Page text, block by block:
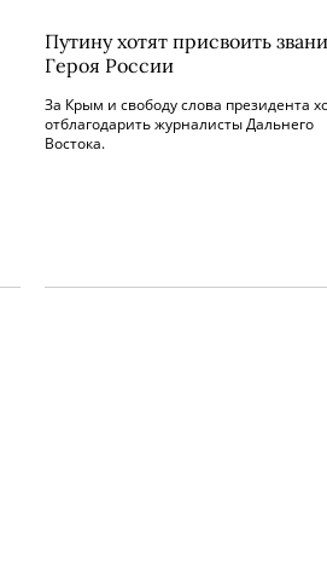
Путину хотят присвоить
Героя России
За Крым и свободу слова президента
отблагодарить журналисты Дальнего
Востока.